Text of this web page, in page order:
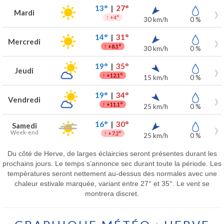
Mardi 13°| 27°
↑ +4° 30 km/h 0 %
Mercredi 14°| 31°
↑ +8.1° 30 km/h 0 %
Jeudi 19°| 35°
↑ +12.1° 15 km/h 0 %
Vendredi 19°| 34°
↑ +11.1° 25 km/h 0 %
Samedi
Week-end
16°| 30°
↑ +7.2° 25 km/h 0 %
Du côté de Herve, de larges éclaircies seront présentes durant les
prochains jours. Le temps s’annonce sec durant toute la période. Les
températures seront nettement au-dessus des normales avec une
chaleur estivale marquée, variant entre 27° et 35°. Le vent se
montrera discret.